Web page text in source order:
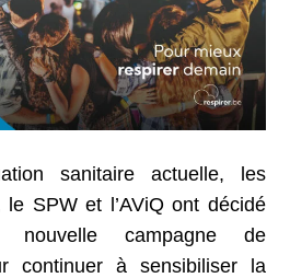
sanitaire actuelle, les
le SPW et l’AViQ ont décidé
campagne de
continuer à sensibiliser la